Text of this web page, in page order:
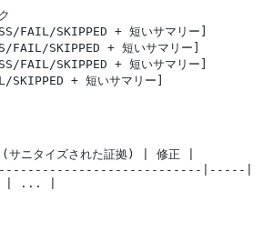
SKIPPED + 短いサマリー]
SKIPPED + 短いサマリー]
SKIPPED + 短いサマリー]
+ 短いサマリー]
ニタイズされた証拠) | 修正 |
|-----|
... |